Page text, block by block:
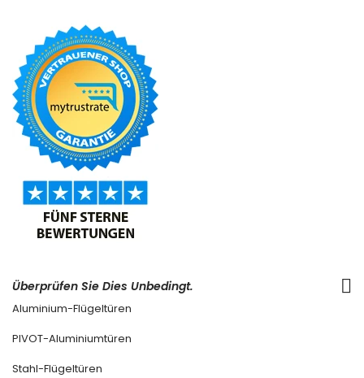
Überprüfen Sie Dies Unbedingt.
Aluminium-Flügeltüren
PIVOT-Aluminiumtüren
Stahl-Flügeltüren